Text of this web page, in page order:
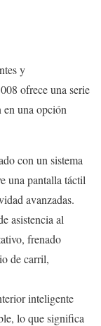
y
ofrece una serie
en una opción
con un sistema
una pantalla táctil
avanzadas.
asistencia al
frenado
de carril,
inteligente
lo que significa